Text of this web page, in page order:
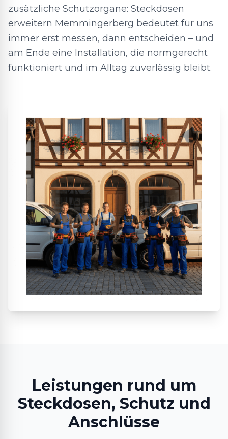
zusätzliche Schutzorgane: Steckdosen
erweitern Memmingerberg bedeutet für uns
immer erst messen, dann entscheiden – und
am Ende eine Installation, die normgerecht
funktioniert und im Alltag zuverlässig bleibt.
Leistungen rund um
Steckdosen, Schutz und
Anschlüsse